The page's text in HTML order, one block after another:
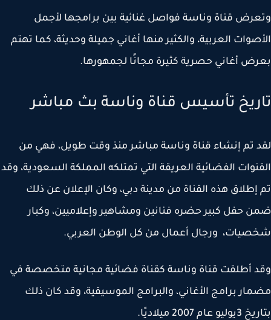
قناة وناسة فواصل غنائية بين برامجها لأجمل
العربية، والكثير منها أغاني جميلة وحديثة، كما تهتم
أغاني حصرية كثيرة مجانًا لجمهورها.
تأسيس قناة وناسة بث مباشر
تم إنشاء قناة وناسة مباشر منذ وقت طويل، فهي من
الفضائية العريقة التي تمتلكه المملكة السعودية، وقد
هذه القناة من مدينة دبي، وكان الإعلان عن ذلك
حفل كبير حضره فنانين ومشاهير وإعلاميين، وكبار
ورجال أعمال من كل الوطن العربي.
أطلقت قناة وناسة كقناة فضائية مجانية متخصصة في
برامج الأغاني، والبرامج الموسيقية، وقد كان ذلك
عام 2007 ميلاديًا.